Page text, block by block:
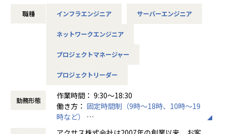
大手HDだからこその安定基盤や連携から生まれるシナジー
アヴァントの社長をはじめ役員陣は全員エンジニア出身。本
当の意味で「エンジニアのためになる会社」を考えて作って
社員ひとりひとりのためになる業務やミッションは何か、近
い立場で考えてくれたり相談できたりするのは、大きな安心
につながると思います。
【業務の変更の範囲】
を続けています。
基盤の刷新・強化（ゼロトラスト、統合監視、ガバナンス整
現状整理／セキュリティ・NW構想・アーキテクチャ検討／
PMと連携しながら実行推進・品質担保・関係者調整を主導
していただきます。
プロジェクトの完遂に加え、安全性の向上（リスク低減）・
可用性の確保・運用負荷の最適化・監査対応力の強化といっ
L/PM業務を行って頂き、当社の核となって頂ける方を募集し
メント（進捗管理・レビュー・目標設定・評価など）もご意
マネジメント業務については、営業サポート社員がメンバー
ご自身のご経験・強み・志向性に合わせそれぞれの案件、各
開発フェーズ（要件定義～テスト）から携わって頂きます。
アサイン先はエンジニアのこと第一に考え、事前に条件(通勤
職種 インフラエンジニア サーバーエンジニア
ネットワークエンジニア
プロジェクトマネージャー
プロジェクトリーダー
勤務形態
作業時間： 9:30～18:30
働き方： 固定時間制（9時～18時、10時～19
時など）
時間外労働の有無： 有（月平均11.5時間）